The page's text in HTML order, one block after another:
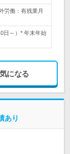
労働：有残業月
日～）* 年末年始
気になる
あり